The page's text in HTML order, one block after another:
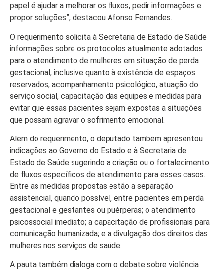
papel é ajudar a melhorar os fluxos, pedir informações e
propor soluções”, destacou Afonso Fernandes.
O requerimento solicita à Secretaria de Estado de Saúde
informações sobre os protocolos atualmente adotados
para o atendimento de mulheres em situação de perda
gestacional, inclusive quanto à existência de espaços
reservados, acompanhamento psicológico, atuação do
serviço social, capacitação das equipes e medidas para
evitar que essas pacientes sejam expostas a situações
que possam agravar o sofrimento emocional.
Além do requerimento, o deputado também apresentou
indicações ao Governo do Estado e à Secretaria de
Estado de Saúde sugerindo a criação ou o fortalecimento
de fluxos específicos de atendimento para esses casos.
Entre as medidas propostas estão a separação
assistencial, quando possível, entre pacientes em perda
gestacional e gestantes ou puérperas; o atendimento
psicossocial imediato; a capacitação de profissionais para
comunicação humanizada; e a divulgação dos direitos das
mulheres nos serviços de saúde.
A pauta também dialoga com o debate sobre violência